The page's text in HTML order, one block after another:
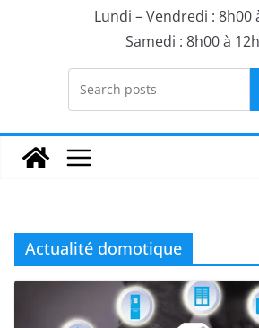
Lundi – Vendredi : 8h00
Samedi : 8h00 à
Actualité domotique